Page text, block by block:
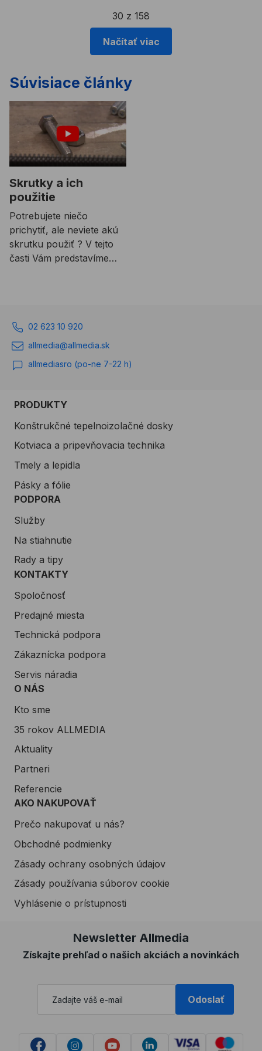
30 z 158
Načítať viac
Súvisiace články
Skrutky a ich
použitie
Potrebujete niečo
prichytiť, ale neviete akú
skrutku použiť ? V tejto
časti Vám predstavíme
02 623 10 920
allmedia@allmedia.sk
allmediasro (po-ne 7-22 h)
PRODUKTY
Konštrukčné tepelnoizolačné dosky
Kotviaca a pripevňovacia technika
Tmely a lepidla
Pásky a fólie
PODPORA
Služby
Na stiahnutie
Rady a tipy
KONTAKTY
Spoločnosť
Predajné miesta
Technická podpora
Zákaznícka podpora
Servis náradia
O NÁS
Kto sme
35 rokov ALLMEDIA
Aktuality
Partneri
Referencie
AKO NAKUPOVAŤ
Prečo nakupovať u nás?
Obchodné podmienky
Zásady ochrany osobných údajov
Zásady používania súborov cookie
Vyhlásenie o prístupnosti
Newsletter Allmedia
Získajte prehľad o našich akciách a novinkách
Odoslať